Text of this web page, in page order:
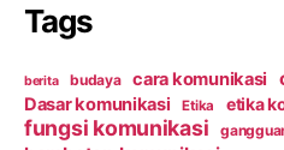
Tags
berita budaya cara komunikasi
Dasar komunikasi Etika etika
fungsi komunikasi